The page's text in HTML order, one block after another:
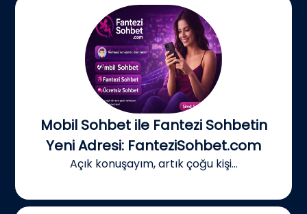
Mobil Sohbet ile Fantezi Sohbetin
Yeni Adresi: FanteziSohbet.com
Açık konuşayım, artık çoğu kişi...